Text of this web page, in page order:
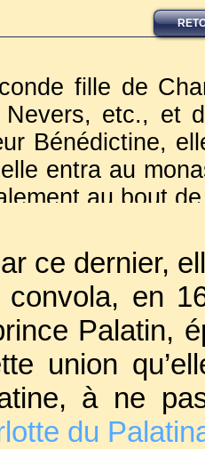
fille de
Nevers, etc., et
Bénédictine,
entra au
au bout
II de Guise,
encore reçu
ce dernier,
convola, en
Palatin,
union
à ne
du